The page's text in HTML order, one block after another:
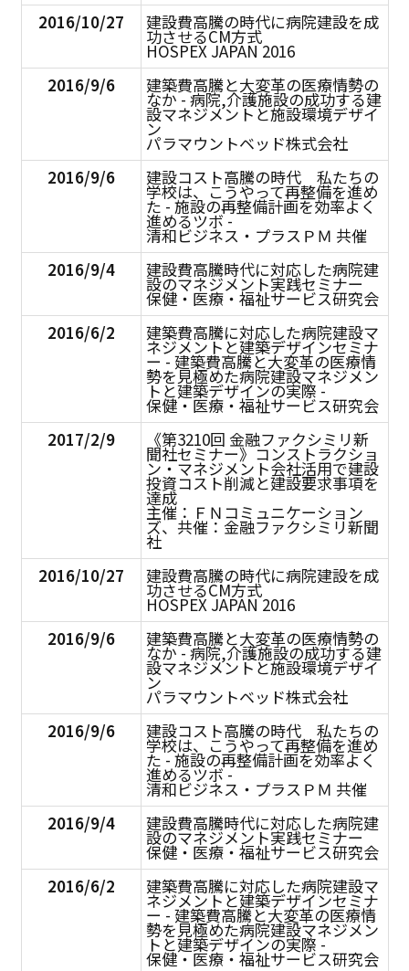
2016/10/27
建設費高騰の時代に病院建設を成
功させるCM方式
HOSPEX JAPAN 2016
2016/9/6
建築費高騰と大変革の医療情勢の
なか - 病院,介護施設の成功する建
設マネジメントと施設環境デザイ
ン
パラマウントベッド株式会社
2016/9/6
建設コスト高騰の時代 私たちの
学校は、こうやって再整備を進め
た - 施設の再整備計画を効率よく
進めるツボ -
清和ビジネス・プラスＰＭ 共催
2016/9/4
建設費高騰時代に対応した病院建
設のマネジメント実践セミナー
保健・医療・福祉サービス研究会
2016/6/2
建築費高騰に対応した病院建設マ
ネジメントと建築デザインセミナ
ー - 建築費高騰と大変革の医療情
勢を見極めた病院建設マネジメン
トと建築デザインの実際 -
保健・医療・福祉サービス研究会
2017/2/9
《第3210回 金融ファクシミリ新
聞社セミナー》コンストラクショ
ン・マネジメント会社活用で建設
投資コスト削減と建設要求事項を
達成
主催：ＦＮコミュニケーション
ズ、共催：金融ファクシミリ新聞
社
2016/10/27
建設費高騰の時代に病院建設を成
功させるCM方式
HOSPEX JAPAN 2016
2016/9/6
建築費高騰と大変革の医療情勢の
なか - 病院,介護施設の成功する建
設マネジメントと施設環境デザイ
ン
パラマウントベッド株式会社
2016/9/6
建設コスト高騰の時代 私たちの
学校は、こうやって再整備を進め
た - 施設の再整備計画を効率よく
進めるツボ -
清和ビジネス・プラスＰＭ 共催
2016/9/4
建設費高騰時代に対応した病院建
設のマネジメント実践セミナー
保健・医療・福祉サービス研究会
2016/6/2
建築費高騰に対応した病院建設マ
ネジメントと建築デザインセミナ
ー - 建築費高騰と大変革の医療情
勢を見極めた病院建設マネジメン
トと建築デザインの実際 -
保健・医療・福祉サービス研究会